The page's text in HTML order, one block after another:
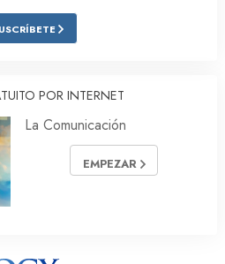
POR INTERNET
La Comunicación
EMPEZAR